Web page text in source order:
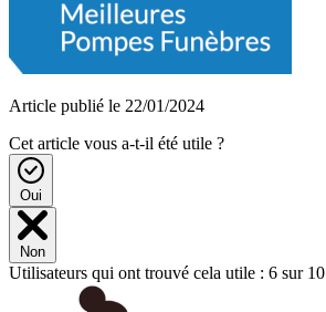
Article publié le 22/01/2024
Cet article vous a-t-il été utile ?
Oui
Non
Utilisateurs qui ont trouvé cela utile : 6 sur 10